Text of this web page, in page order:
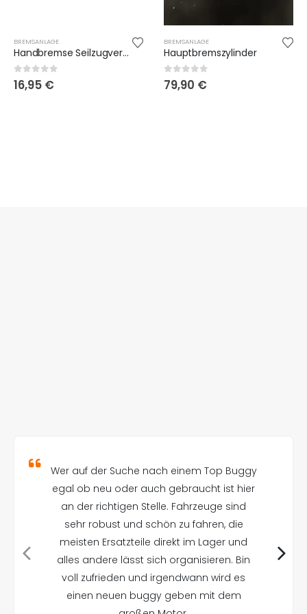
BREMSANLAGE
Handbremse Seilzugverteiler
0out of 5
16,95 €
BREMSANLAGE
Hauptbremszylinder
0 out of 5
79,90 €
Wer auf der Suche nach einem Top Buggy
egal ob neu oder auch gebraucht ist hier
an der richtigen Stelle. Fahrzeuge sind
sehr robust und schön zu fahren, die
meisten Ersatzteile direkt im Lager und
alles andere lässt sich organisieren. Bin
voll zufrieden und irgendwann wird es
einen neuen buggy geben mit dem